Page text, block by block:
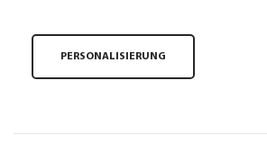
PERSONALISIERUNG